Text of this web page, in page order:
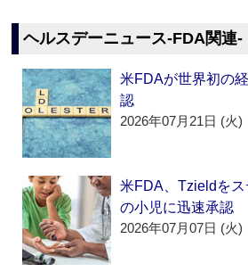
ヘルスデーニュース‐FDA関連‐
米FDAが世界初の
認
2026年07月21日 (火)
米FDA、Tzieldを
の小児に迅速承認
2026年07月07日 (火)